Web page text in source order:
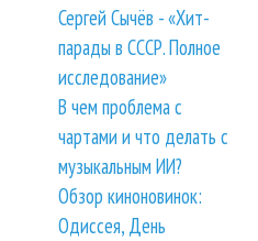
Сергей Сычёв - «Хит-
парады в СССР. Полное
исследование»
В чем проблема с
чартами и что делать с
музыкальным ИИ?
Обзор киноновинок:
Одиссея, День